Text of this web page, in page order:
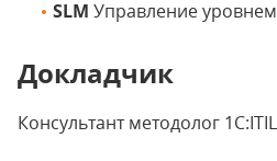
SLM Управление уровнем
Докладчик
Консультант методолог